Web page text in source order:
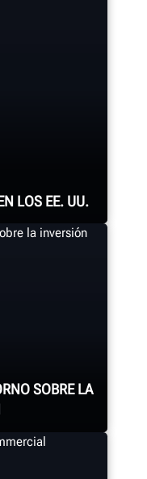
LOS EE. UU.
SOBRE LA